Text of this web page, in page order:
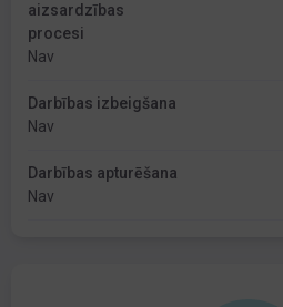
aizsardzības
procesi
Nav
Darbības izbeigšana
Nav
Darbības apturēšana
Nav